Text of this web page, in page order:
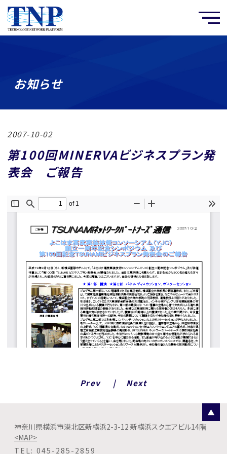
お知らせ
2007-10-02
第100回MINERVAビジネスプラン発
表会 ご報告
Prev Next
神奈川県横浜市港北区新横浜2-3-12 新横浜スクエアビル14階
<MAP>
TEL
045-285-2859